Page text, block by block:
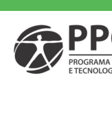
Skip
content